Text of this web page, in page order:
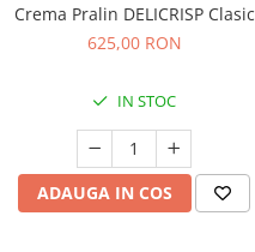
Crema Pralin DELICRISP Clasic
625,00 RON
IN STOC
ADAUGA IN COS